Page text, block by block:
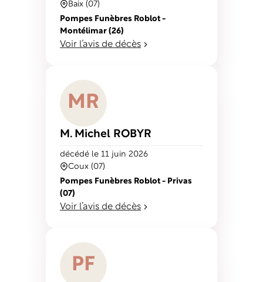
Baix (07)
Pompes Funèbres Roblot -
Montélimar (26)
Voir l’avis de décès
M R
M. Michel ROBYR
Coux (07)
décédé le 11 juin 2026
Pompes Funèbres Roblot - Privas
(07)
Voir l’avis de décès
P F